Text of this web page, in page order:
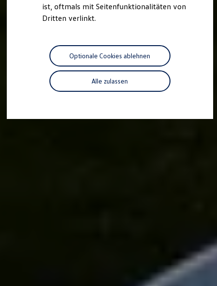
T-Roc Kollektion
Golf Kollektion
R-Kollektion
GTI Kollektion
Fußball Drop
we drive football
#wedriveproud
Besitzer und Service
Volkswagen Apps, Login und Shop
Handy und Fahrzeug verbinden
Updates für Software, Karten und Radio
ist, oftmals mit Seitenfunktionalitäten von
Dritten verlinkt.
Alle zulassen
Optionale Cookies ablehnen